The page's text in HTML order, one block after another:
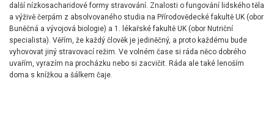
další nízkosacharidové formy stravování. Znalosti o fungování lidského těla
a výživě čerpám z absolvovaného studia na Přírodovědecké fakultě UK (obor
Buněčná a vývojová biologie) a 1. lékařské fakultě UK (obor Nutriční
specialista). Věřím, že každý člověk je jediněčný, a proto každému bude
vyhovovat jiný stravovací režim. Ve volném čase si ráda něco dobrého
uvařím, vyrazím na procházku nebo si zacvičit. Ráda ale také lenoším
doma s knížkou a šálkem čaje.